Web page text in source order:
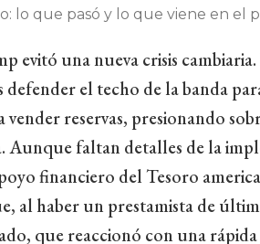
lo que pasó y lo que viene en el
evitó una nueva crisis
defender el techo de la banda
vender reservas, presionando
Aunque faltan detalles de la
financiero del Tesoro
al haber un prestamista de
que reaccionó con una